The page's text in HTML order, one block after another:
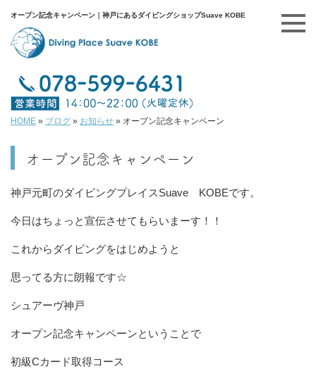
オープン記念キャンペーン｜神戸にあるダイビングショップSuave KOBE
HOME » ブログ » お知らせ » オープン記念キャンペーン
オープン記念キャンペーン
神戸元町のダイビングプレイスSuave KOBEです。
今日はちょっと宣伝させてもらいまーす！！
これからダイビングをはじめようと
思ってる方に朗報です☆
シュアーヴ神戸
オープン記念キャンペーンということで
初級Cカード取得コース